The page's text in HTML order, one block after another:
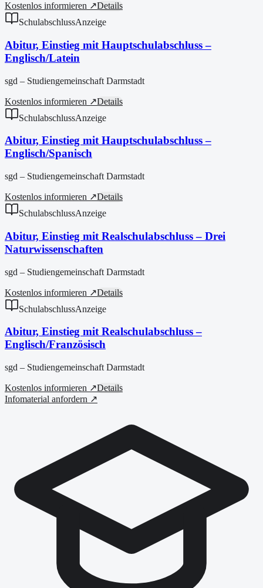
Kostenlos informieren ↗Details
SchulabschlussAnzeige
Abitur, Einstieg mit Hauptschulabschluss –
Englisch/Latein
sgd – Studiengemeinschaft Darmstadt
Kostenlos informieren ↗Details
SchulabschlussAnzeige
Abitur, Einstieg mit Hauptschulabschluss –
Englisch/Spanisch
sgd – Studiengemeinschaft Darmstadt
Kostenlos informieren ↗Details
SchulabschlussAnzeige
Abitur, Einstieg mit Realschulabschluss – Drei
Naturwissenschaften
sgd – Studiengemeinschaft Darmstadt
Kostenlos informieren ↗Details
SchulabschlussAnzeige
Abitur, Einstieg mit Realschulabschluss –
Englisch/Französisch
sgd – Studiengemeinschaft Darmstadt
Kostenlos informieren ↗Details
Infomaterial anfordern ↗